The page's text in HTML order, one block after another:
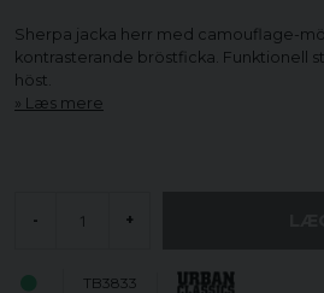
Sherpa jacka herr med camouflage-
kontrasterande bröstficka. Funktionell
höst.
Læs mere
- +
TB3833